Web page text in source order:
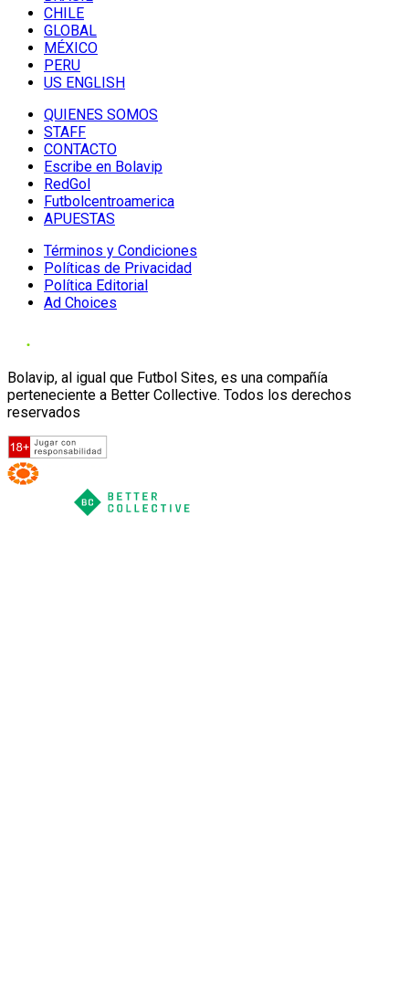
CHILE
GLOBAL
MÉXICO
PERU
US ENGLISH
QUIENES SOMOS
STAFF
CONTACTO
Escribe en Bolavip
RedGol
Futbolcentroamerica
APUESTAS
Términos y Condiciones
Políticas de Privacidad
Política Editorial
Ad Choices
Bolavip, al igual que Futbol Sites, es una compañía
perteneciente a Better Collective. Todos los derechos
reservados